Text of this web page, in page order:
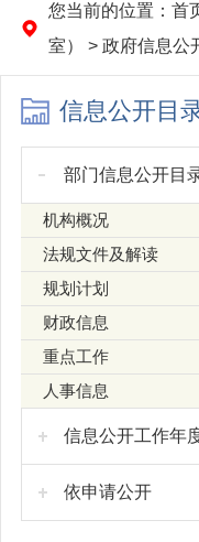
您当前的位置： 首
室）
> 政府信息公
信息公开目
部门信息公开目
机构概况
法规文件及解读
规划计划
财政信息
重点工作
人事信息
信息公开工作年
依申请公开